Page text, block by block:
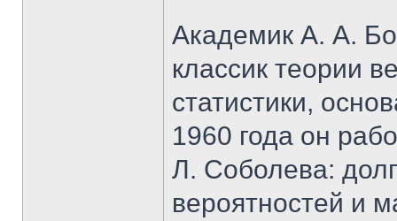
Академик А. А.
классик теории
статистики,
1960 года он
Л. Соболева:
вероятностей и